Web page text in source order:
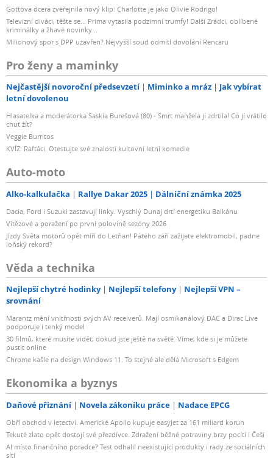
Gottova dcera zveřejnila nový klip: Charlotte je jako Olivie Rodrigo!
Televizní diváci, těšte se... Prima vytasila podzimní trumfy! Další Zrádci, oblíbené
kriminálky a žhavé novinky...
Milionový spor s DPP uzavřen? Nejvyšší soud odmítl dovolání Rencaru
Pro ženy a maminky
Nejčastější novoroční předsevzetí Miminko a mráz
Jak vybírat
letní dovolenou
Hlasatelka a moderátorka Saskia Burešová (80) - Smrt manžela ji zdrtila! Co jí vrátilo
chuť žít?
Veggie Burritos
KVÍZ: Rafťáci. Otestujte své znalosti kultovní letní komedie
Auto-moto
Alko-kalkulačka Rallye Dakar 2025 Dálniční známka 2025
Dacia, Ford i Suzuki zastavují linky. Vyschlý Dunaj drtí energetiku Balkánu
Vítězové a poražení po první polovině sezóny 2026
Jízdy Světa motorů opět míří do Letňan! Pátého září zažijete elektromobil, padne
loňský rekord?
Věda a technika
Nejlepší chytré hodinky Nejlepší telefony
Nejlepší VPN –
srovnání
Marantz mění vnitřnosti svých AV receiverů. Mají osmikanálový DAC a Dirac Live
podporuje i tenký model
30 filmů, které musíte vidět, dokud jste ještě na světě. Víme, kde si je můžete
pustit online
Chrome kašle na design Windows 11. To stejné ale dělá Microsoft s Edgem
Ekonomika a byznys
Daňové přiznání Novela zákoníku práce Nadace EPCG
Obří obchod v letectví. Americké Apollo kupuje easyJet za 161 miliard korun
Tekuté zlato opět dostojí své přezdívce. Zdražení běžné potraviny brzy pocítí i Češi
AI místo finančního poradce? Test odhalil neexistující produkty i rady ze sociálních
sítí